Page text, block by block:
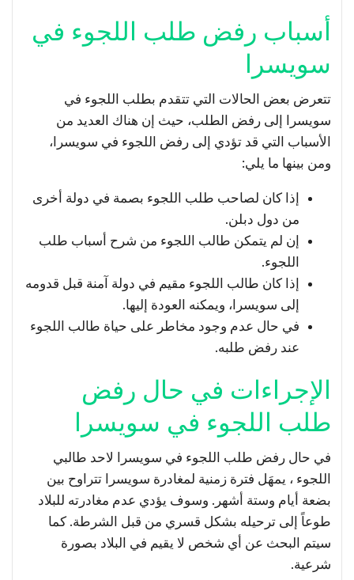
أسباب رفض طلب اللجوء في
سويسرا
تتعرض بعض الحالات التي تتقدم بطلب اللجوء في
سويسرا إلى رفض الطلب، حيث إن هناك العديد من
الأسباب التي قد تؤدي إلى رفض اللجوء في سويسرا،
ومن بينها ما يلي:
إذا كان لصاحب طلب اللجوء بصمة في دولة أخرى
من دول دبلن.
إن لم يتمكن طالب اللجوء من شرح أسباب طلب
اللجوء.
إذا كان طالب اللجوء مقيم في دولة آمنة قبل قدومه
إلى سويسرا، ويمكنه العودة إليها.
في حال عدم وجود مخاطر على حياة طالب اللجوء
عند رفض طلبه.
الإجراءات في حال رفض
طلب اللجوء في سويسرا
في حال رفض طلب اللجوء في سويسرا لاحد طالبي
اللجوء ، يمهَل فترة زمنية لمغادرة سويسرا تتراوح بين
بضعة أيام وستة أشهر. وسوف يؤدي عدم مغادرته للبلاد
طوعاً إلى ترحيله بشكل قسري من قبل الشرطة. كما
سيتم البحث عن أي شخص لا يقيم في البلاد بصورة
شرعية.